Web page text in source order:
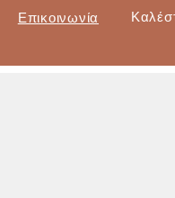
Επικοινωνία